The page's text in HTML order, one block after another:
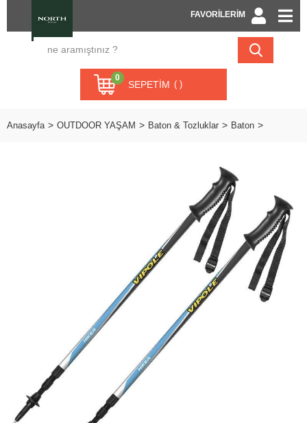
FAVORİLERİM
SEPETIM
0
Anasayfa OUTDOOR YAŞAM Baton & Tozluklar Baton